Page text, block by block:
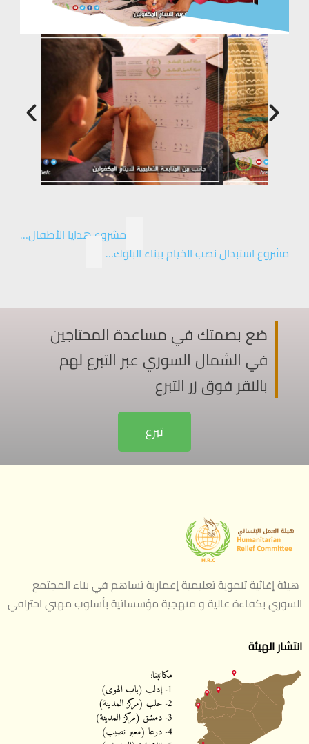
مشروع هدايا الأطفال…
مشروع استبدال نصب الخيام ببناء البلوك…
ضع بصمتك في مساعدة المحتاجين
في الشمال السوري عبر التبرع لهم
بالنقر فوق زر التبرع
تبرع
هيئة إغاثية تنموية تعليمية إعمارية تساهم في بناء المجتمع
السوري بكفاءة عالية و منهجية مؤسساتية بأسلوب مهني احترافي
انتشار الهيئة